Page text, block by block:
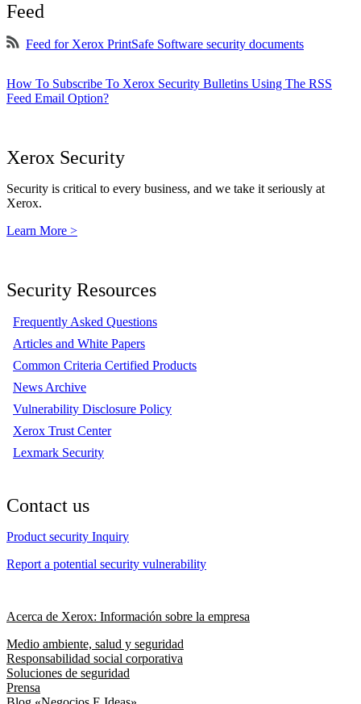
Feed
Feed for Xerox PrintSafe Software security documents
How To Subscribe To Xerox Security Bulletins Using The RSS
Feed Email Option?
Xerox Security
Security is critical to every business, and we take it seriously at
Xerox.
Learn More >
Security Resources
Frequently Asked Questions
Articles and White Papers
Common Criteria Certified Products
News Archive
Vulnerability Disclosure Policy
Xerox Trust Center
Lexmark Security
Contact us
Product security Inquiry
Report a potential security vulnerability
Acerca de Xerox: Información sobre la empresa
Medio ambiente, salud y seguridad
Responsabilidad social corporativa
Soluciones de seguridad
Prensa